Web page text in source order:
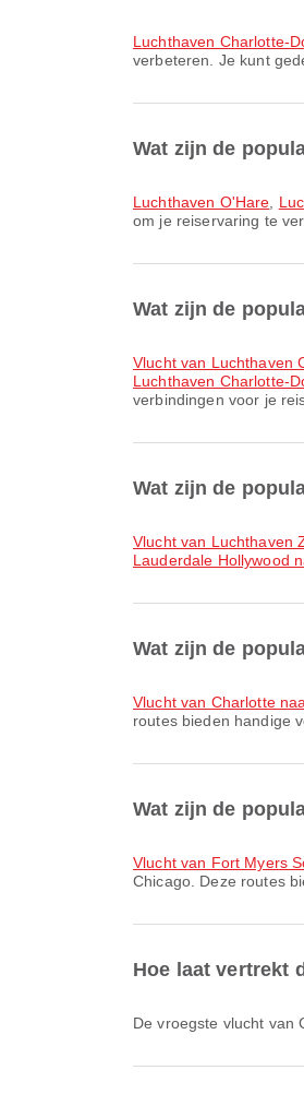
Luchthaven Charlotte-
verbeteren. Je kunt
Wat zijn de
Luchthaven O'Hare
om je reiservaring te
Wat zijn de
vlucht van
Luchthaven Charlotte-
verbindingen voor je
Wat zijn de
vlucht van
Lauderdale Hollywood
Wat zijn de
vlucht van Charlotte
routes bieden handige
Wat zijn de
vlucht van Fort Myers
Chicago. Deze routes
Hoe laat vertrekt
De vroegste vlucht